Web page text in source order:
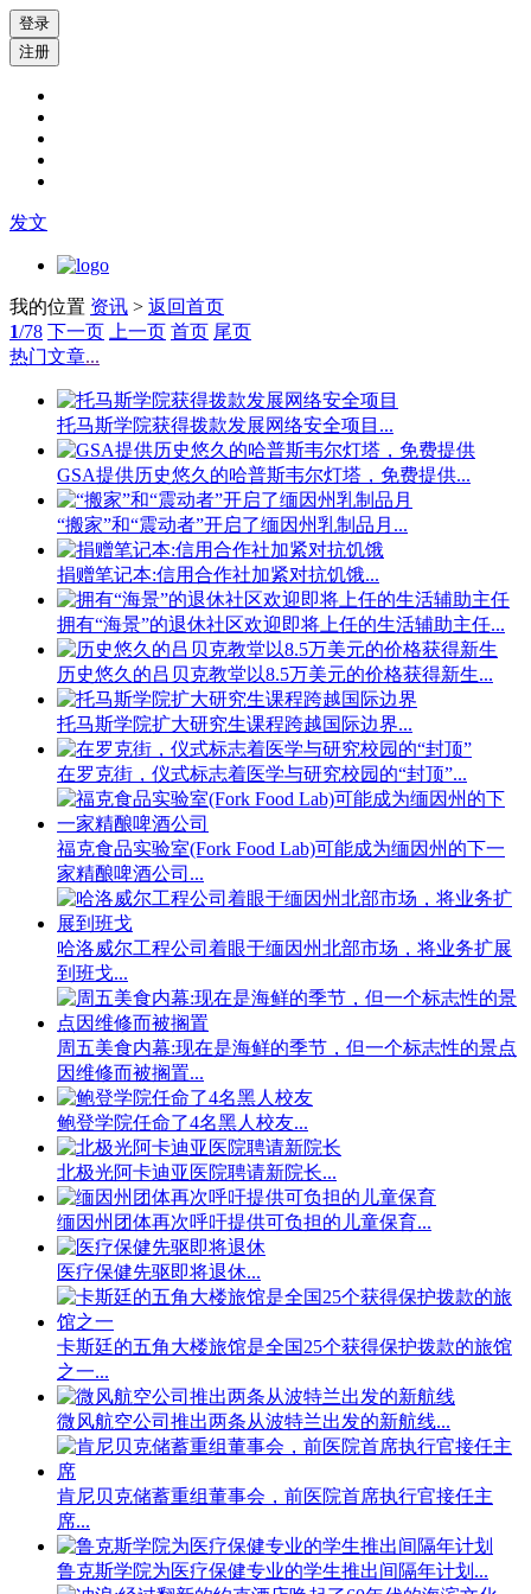
登录
注册
发文
我的位置 资讯 > 返回首页
1/78 下一页 上一页 首页 尾页
热门文章...
托马斯学院获得拨款发展网络安全项目...
GSA提供历史悠久的哈普斯韦尔灯塔，免费提供...
“搬家”和“震动者”开启了缅因州乳制品月...
捐赠笔记本:信用合作社加紧对抗饥饿...
拥有“海景”的退休社区欢迎即将上任的生活辅助主任...
历史悠久的吕贝克教堂以8.5万美元的价格获得新生...
托马斯学院扩大研究生课程跨越国际边界...
在罗克街，仪式标志着医学与研究校园的“封顶”...
福克食品实验室(Fork Food Lab)可能成为缅因州的下一
家精酿啤酒公司...
哈洛威尔工程公司着眼于缅因州北部市场，将业务扩展
到班戈...
周五美食内幕:现在是海鲜的季节，但一个标志性的景点
因维修而被搁置...
鲍登学院任命了4名黑人校友...
北极光阿卡迪亚医院聘请新院长...
缅因州团体再次呼吁提供可负担的儿童保育...
医疗保健先驱即将退休...
卡斯廷的五角大楼旅馆是全国25个获得保护拨款的旅馆
之一...
微风航空公司推出两条从波特兰出发的新航线...
肯尼贝克储蓄重组董事会，前医院首席执行官接任主
席...
鲁克斯学院为医疗保健专业的学生推出间隔年计划...